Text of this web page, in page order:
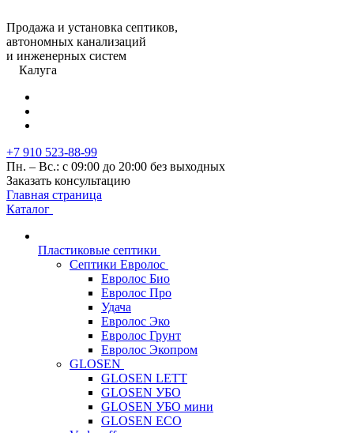
Продажа и установка септиков,
автономных канализаций
и инженерных систем
Калуга
+7 910 523-88-99
Пн. – Вс.: с 09:00 до 20:00 без выходных
Заказать консультацию
Главная страница
Каталог
Пластиковые септики
Септики Евролос
Евролос Био
Евролос Про
Удача
Евролос Эко
Евролос Грунт
Евролос Экопром
GLOSEN
GLOSEN LETT
GLOSEN УБО
GLOSEN УБО мини
GLOSEN ECO